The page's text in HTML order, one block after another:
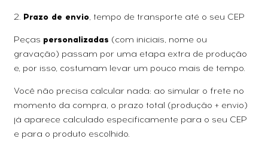
2. Prazo de envio, tempo de transporte até o seu CEP
Peças personalizadas (com iniciais, nome ou
gravação) passam por uma etapa extra de produção
e, por isso, costumam levar um pouco mais de tempo.
Você não precisa calcular nada: ao simular o frete no
momento da compra, o prazo total (produção + envio)
já aparece calculado especificamente para o seu CEP
e para o produto escolhido.